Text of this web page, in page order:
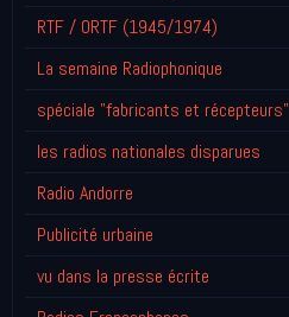
RTF / ORTF (1945/1974)
La semaine Radiophonique
spéciale "fabricants et récepteurs"
les radios nationales disparues
Radio Andorre
Publicité urbaine
vu dans la presse écrite